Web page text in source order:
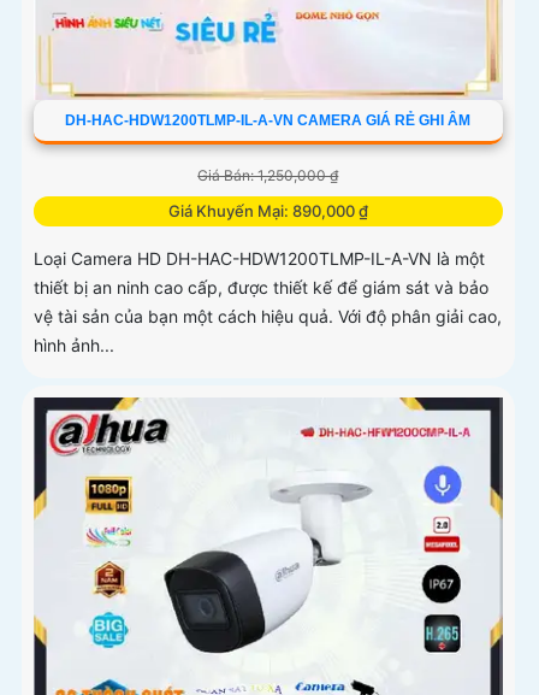
DH-HAC-HDW1200TLMP-IL-A-VN CAMERA GIÁ RẺ GHI ÂM
Giá Bán: 1,250,000 ₫
Giá Khuyến Mại: 890,000 ₫
Loại Camera HD DH-HAC-HDW1200TLMP-IL-A-VN là một
thiết bị an ninh cao cấp, được thiết kế để giám sát và bảo
vệ tài sản của bạn một cách hiệu quả. Với độ phân giải cao,
hình ảnh...